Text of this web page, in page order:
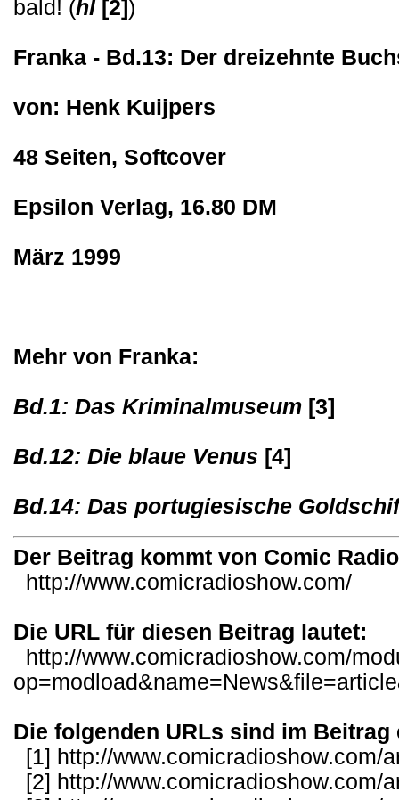
bald! (hl[2])
Franka - Bd.13: Der dreizehnte
von: Henk Kuijpers
48 Seiten, Softcover
Epsilon Verlag, 16.80 DM
März 1999
Mehr von Franka:
Bd.1: Das Kriminalmuseum [3]
Bd.12: Die blaue Venus [4]
Bd.14: Das portugiesische
Der Beitrag kommt von Comic
http://www.comicradioshow.com/
Die URL für diesen Beitrag lautet:
http://www.comicradioshow.com/
Die folgenden URLs sind im Beitrag
[1] http://www.comicradioshow.com/
[2] http://www.comicradioshow.com/